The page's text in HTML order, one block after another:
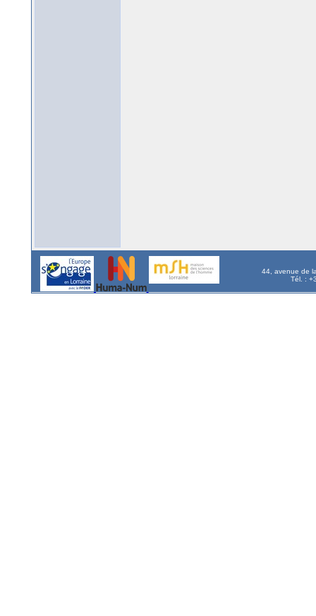
44, avenue de
Tél. :